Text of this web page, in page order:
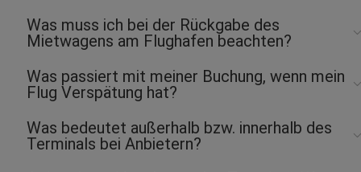
Was muss ich bei der Rückgabe des
Mietwagens am Flughafen beachten?
Was passiert mit meiner Buchung, wenn mein
Flug Verspätung hat?
Was bedeutet außerhalb bzw. innerhalb des
Terminals bei Anbietern?